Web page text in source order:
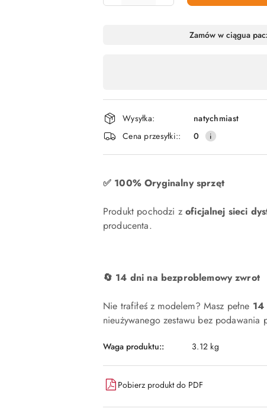
i
dostawa
Zamów w ciągua
Wysyłka:
natychmiast
Cena przesyłki::
0
✅ 100% Oryginalny sprzęt
Produkt pochodzi zoficjalnej sieci
producenta.
🔄 14 dni na bezproblemowy zwrot
Nie trafiłeś z modelem? Masz pełne
nieużywanego zestawu bez podawania
Waga produktu:: 3.12 kg
Pobierz produkt do PDF